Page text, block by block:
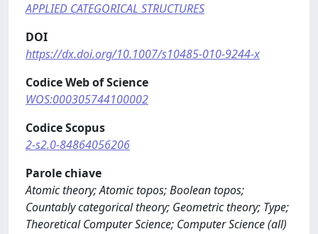
APPLIED CATEGORICAL STRUCTURES
DOI
https://dx.doi.org/10.1007/s10485-010-9244-x
Codice Web of Science
WOS:000305744100002
Codice Scopus
2-s2.0-84864056206
Parole chiave
Atomic theory; Atomic topos; Boolean topos;
Countably categorical theory; Geometric theory; Type;
Theoretical Computer Science; Computer Science (all)